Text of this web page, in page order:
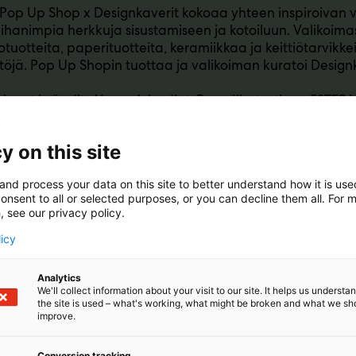
Up Shop x Designkaverit kokoaa yhteen inspiroivan
herkkuja sisustamiseen ja kotoiluun.
paperituotteita, keramiikkaa ja
Pop Up Shopin tuottaa ja valikoiman kuratoi
brändit: Ainoa, Arjen Ilot, Bopo Illustrations, ESTER
Helsinki Posters, Hihka, INX, Jenni Isotoff, Keltainen
Kierti, Kukkaa pukkaa, Kuviokioski, Mersia, Miiko,
pihlan.studio, Puhelina Creative, Puuva,
on this site
process your data on this site to better understand how it is
to all or selected purposes, or you can decline them all. For
see our privacy policy.
Analytics
We'll collect information about your visit to our site. It helps us
the site is used – what's working, what might be broken and what we
improve.